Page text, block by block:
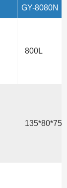
GY-8080N
800L
135*80*75